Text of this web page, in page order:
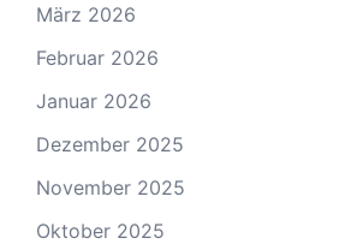
März 2026
Februar 2026
Januar 2026
Dezember 2025
November 2025
Oktober 2025